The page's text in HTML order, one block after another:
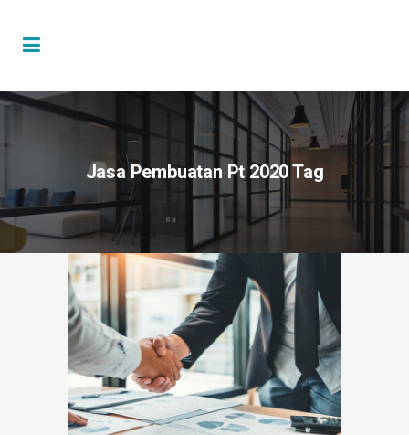
Jasa Pembuatan Pt 2020 Tag